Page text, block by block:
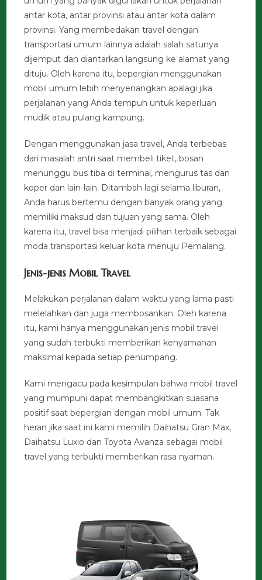
antar kota, antar provinsi atau antar kota dalam
provinsi. Yang membedakan travel dengan
transportasi umum lainnya adalah salah satunya
dijemput dan diantarkan langsung ke alamat yang
dituju. Oleh karena itu, bepergian menggunakan
mobil umum lebih menyenangkan apalagi jika
perjalanan yang Anda tempuh untuk keperluan
mudik atau pulang kampung.
Dengan menggunakan jasa travel, Anda terbebas
dari masalah antri saat membeli tiket, bosan
menunggu bus tiba di terminal, mengurus tas dan
koper dan lain-lain. Ditambah lagi selama liburan,
Anda harus bertemu dengan banyak orang yang
memiliki maksud dan tujuan yang sama. Oleh
karena itu, travel bisa menjadi pilihan terbaik sebagai
moda transportasi keluar kota menuju Pemalang.
Jenis-jenis Mobil Travel
Melakukan perjalanan dalam waktu yang lama pasti
melelahkan dan juga membosankan. Oleh karena
itu, kami hanya menggunakan jenis mobil travel
yang sudah terbukti memberikan kenyamanan
maksimal kepada setiap penumpang.
Kami mengacu pada kesimpulan bahwa mobil travel
yang mumpuni dapat membangkitkan suasana
positif saat bepergian dengan mobil umum. Tak
heran jika saat ini kami memilih Daihatsu Gran Max,
Daihatsu Luxio dan Toyota Avanza sebagai mobil
travel yang terbukti memberikan rasa nyaman.